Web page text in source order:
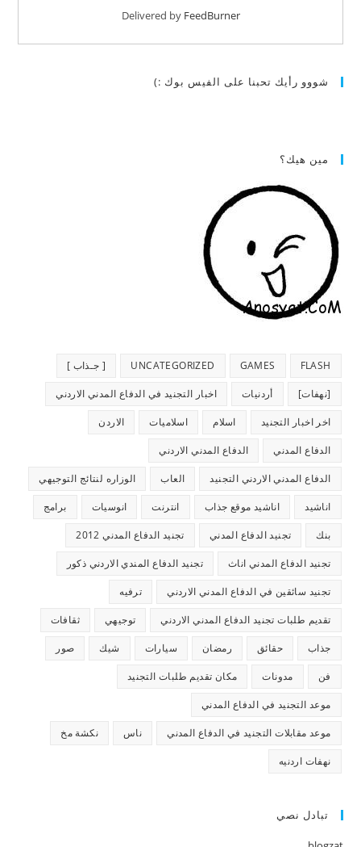
Delivered by FeedBurner
شووو رأيك تحبنا على الفيس بوك :)
مين هيك؟
FLASH
GAMES
UNCATEGORIZED [ جـذاب ]
[نهفات] أردنيات اخبار التجنيد في الدفاع المدني الاردني
اخر اخبار التجنيد اسلام اسلاميات الاردن
الدفاع المدني الدفاع المدني الاردني
الدفاع المدني الاردني التجنيد العاب الوزاره لنتائج التوجيهي
اناشيد اناشيد موقع جذاب انترنت انوسيات برامج
بنك تجنيد الدفاع المدني تجنيد الدفاع المدني 2012
تجنيد الدفاع المدني اناث تجنيد الدفاع المندي الاردني ذكور
تجنيد سائقين في الدفاع المدني الاردني ترفيه
تقديم طلبات تجنيد الدفاع المدني الاردني توجيهي ثقافات
جذاب حقائق رمضان سيارات شيك صور
فن مدونات مكان تقديم طلبات التجنيد
موعد التجنيد في الدفاع المدني
موعد مقابلات التجنيد في الدفاع المدني ناس نكشة مخ
نهفات اردنيه
تبادل نصي